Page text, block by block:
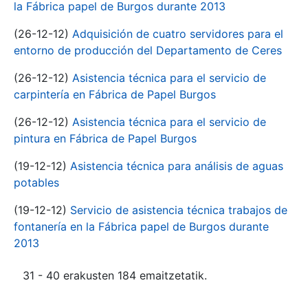
la Fábrica papel de Burgos durante 2013
(26-12-12) Adquisición de cuatro servidores para el
entorno de producción del Departamento de Ceres
(26-12-12) Asistencia técnica para el servicio de
carpintería en Fábrica de Papel Burgos
(26-12-12) Asistencia técnica para el servicio de
pintura en Fábrica de Papel Burgos
(19-12-12) Asistencia técnica para análisis de aguas
potables
(19-12-12) Servicio de asistencia técnica trabajos de
fontanería en la Fábrica papel de Burgos durante
2013
31 - 40 erakusten 184 emaitzetatik.